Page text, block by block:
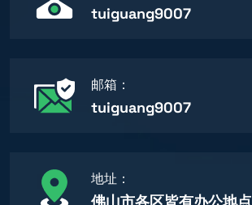
tuiguang9007
邮箱：
tuiguang9007
地址：